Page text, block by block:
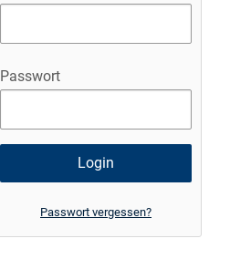
Passwort
Passwort vergessen?